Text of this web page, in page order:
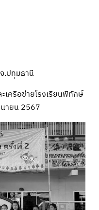
.ปทุมธานี
ครือข่ายโรงเรียนพิทักษ์
ายน 2567